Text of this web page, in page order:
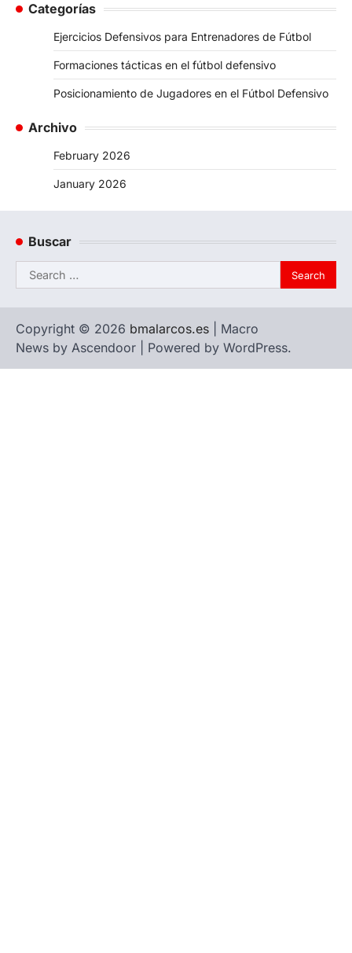
Categorías
Ejercicios Defensivos para Entrenadores de Fútbol
Formaciones tácticas en el fútbol defensivo
Posicionamiento de Jugadores en el Fútbol Defensivo
Archivo
February 2026
January 2026
Buscar
Search
for:
Copyright © 2026 bmalarcos.es | Macro
News by Ascendoor | Powered by WordPress.